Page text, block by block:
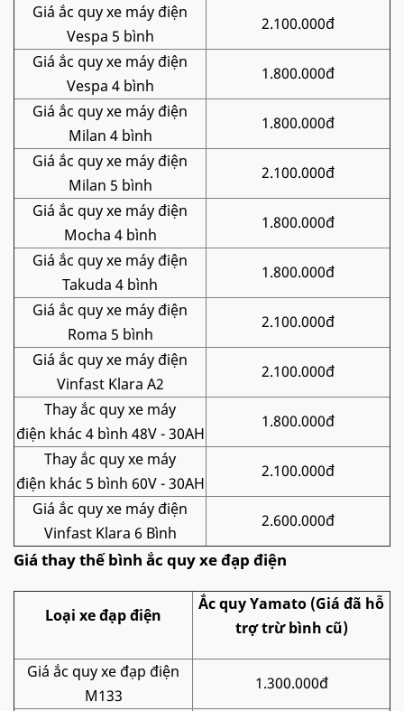
Giá ắc quy xe máy điện
Vespa 5 bình
2.100.000đ
Giá ắc quy xe máy điện
Vespa 4 bình
1.800.000đ
Giá ắc quy xe máy điện
Milan 4 bình
1.800.000đ
Giá ắc quy xe máy điện
Milan 5 bình
2.100.000đ
Giá ắc quy xe máy điện
Mocha 4 bình
1.800.000đ
Giá ắc quy xe máy điện
Takuda 4 bình
1.800.000đ
Giá ắc quy xe máy điện
Roma 5 bình
2.100.000đ
Giá ắc quy xe máy điện
Vinfast Klara A2
2.100.000đ
Thay ắc quy xe máy
điện khác 4 bình 48V - 30AH
1.800.000đ
Thay ắc quy xe máy
điện khác 5 bình 60V - 30AH
2.100.000đ
Giá ắc quy xe máy điện
Vinfast Klara 6 Bình
2.600.000đ
Giá thay thế bình ắc quy xe đạp điện
Loại xe đạp điện
Ắc quy Yamato (Giá đã hỗ
trợ trừ bình cũ)
Giá ắc quy xe đạp điện
M133
1.300.000đ